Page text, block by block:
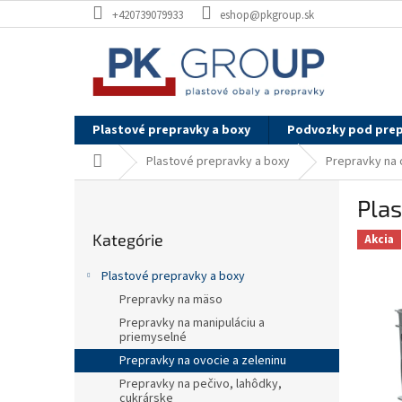
na
+420739079933 eshop@pkgroup.sk
Plastové prepravky a boxy Podvozky pod
DomovPlastové prepravky a boxy Prepravky na
e
l
kategórie
Kategórie
Plastové prepravky a boxy
Prepravky na mäso
Prepravky na manipuláciu a
priemyselné
Prepravky na ovocie a zeleninu
Prepravky na pečivo, lahôdky,
cukrárske
Akcia